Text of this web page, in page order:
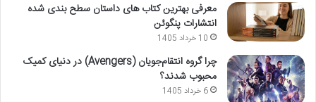
معرفی بهترین کتاب های داستان سطح بندی شده
انتشارات پنگوئن
10 خرداد 1405
چرا گروه انتقام‌جویان (Avengers) در دنیای کمیک
محبوب شدند؟
6 خرداد 1405